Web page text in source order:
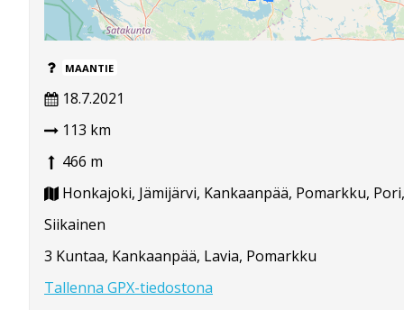
MAANTIE
18.7.2021
113 km
466 m
Honkajoki, Jämijärvi, Kankaanpää, Pomarkku, Pori,
Siikainen
3 Kuntaa, Kankaanpää, Lavia, Pomarkku
Tallenna GPX-tiedostona